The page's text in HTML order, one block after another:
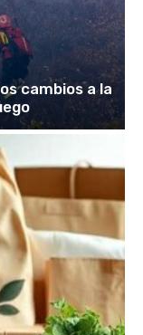
cambios a la